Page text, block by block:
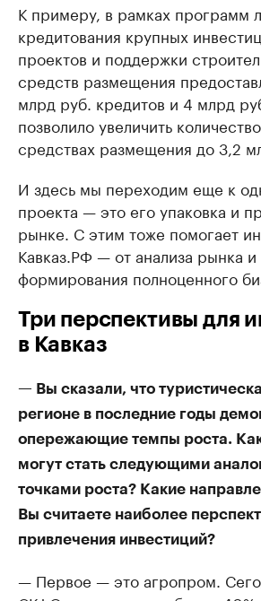
К примеру, в рамках программ
кредитования крупных
проектов и поддержки
средств размещения
млрд руб. кредитов и 4 млрд
позволило увеличить
средствах размещения до 3,2
И здесь мы переходим еще к
проекта — это его упаковка и
рынке. С этим тоже помогает
Кавказ.РФ — от анализа рынка
формирования полноценного
Три перспективы для
в Кавказ
— Вы сказали, что
регионе в последние годы
опережающие темпы роста.
могут стать следующими
точками роста? Какие
Вы считаете наиболее
привлечения инвестиций?
— Первое — это агропром.